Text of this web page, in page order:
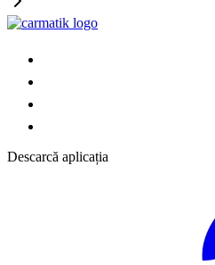
Descarcă aplicația